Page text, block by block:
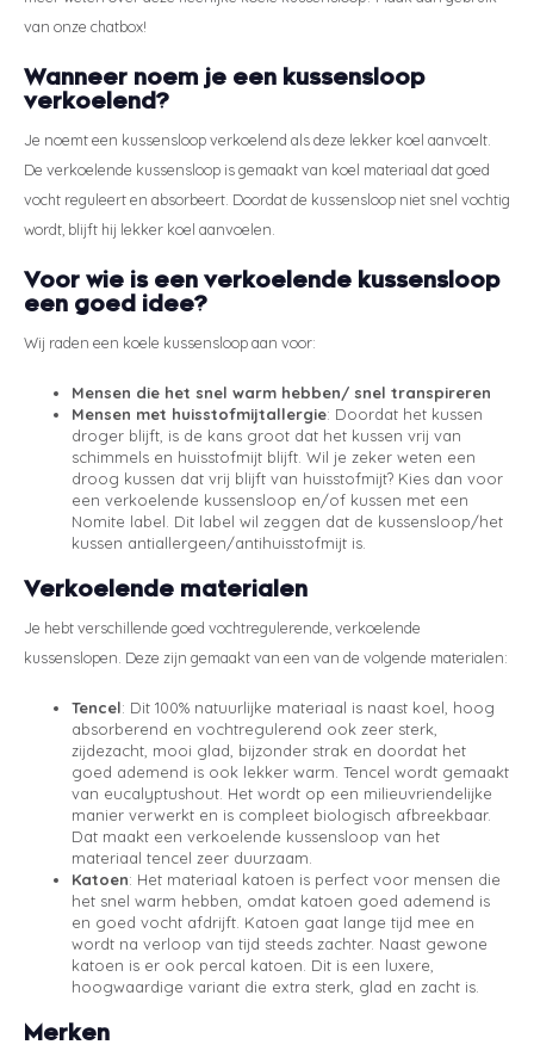
van onze chatbox!
Wanneer noem je een kussensloop
verkoelend?
Je noemt een kussensloop verkoelend als deze lekker koel aanvoelt.
De verkoelende kussensloop is gemaakt van koel materiaal dat goed
vocht reguleert en absorbeert. Doordat de kussensloop niet snel vochtig
wordt, blijft hij lekker koel aanvoelen.
Voor wie is een verkoelende kussensloop
een goed idee?
Wij raden een koele kussensloop aan voor:
Mensen die het snel warm hebben/ snel transpireren
Mensen met huisstofmijtallergie: Doordat het kussen
droger blijft, is de kans groot dat het kussen vrij van
schimmels en huisstofmijt blijft. Wil je zeker weten een
droog kussen dat vrij blijft van huisstofmijt? Kies dan voor
een verkoelende kussensloop en/of kussen met een
Nomite label. Dit label wil zeggen dat de kussensloop/het
kussen antiallergeen/antihuisstofmijt is.
Verkoelende materialen
Je hebt verschillende goed vochtregulerende, verkoelende
kussenslopen. Deze zijn gemaakt van een van de volgende materialen:
Tencel: Dit 100% natuurlijke materiaal is naast koel, hoog
absorberend en vochtregulerend ook zeer sterk,
zijdezacht, mooi glad, bijzonder strak en doordat het
goed ademend is ook lekker warm. Tencel wordt gemaakt
van eucalyptushout. Het wordt op een milieuvriendelijke
manier verwerkt en is compleet biologisch afbreekbaar.
Dat maakt een verkoelende kussensloop van het
materiaal tencel zeer duurzaam.
Katoen: Het materiaal katoen is perfect voor mensen die
het snel warm hebben, omdat katoen goed ademend is
en goed vocht afdrijft. Katoen gaat lange tijd mee en
wordt na verloop van tijd steeds zachter. Naast gewone
katoen is er ook percal katoen. Dit is een luxere,
hoogwaardige variant die extra sterk, glad en zacht is.
Merken